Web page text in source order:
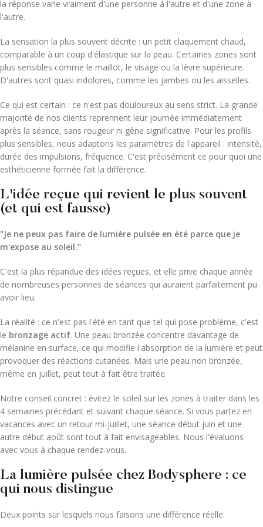
la réponse varie vraiment d'une personne à l'autre et d'une zone à
l'autre.
La sensation la plus souvent décrite : un petit claquement chaud,
comparable à un coup d'élastique sur la peau. Certaines zones sont
plus sensibles comme le maillot, le visage ou la lèvre supérieure.
D'autres sont quasi indolores, comme les jambes ou les aisselles.
Ce qui est certain : ce n'est pas douloureux au sens strict. La grande
majorité de nos clients reprennent leur journée immédiatement
après la séance, sans rougeur ni gêne significative. Pour les profils
plus sensibles, nous adaptons les paramètres de l'appareil : intensité,
durée des impulsions, fréquence. C'est précisément ce pour quoi une
esthéticienne formée fait la différence.
L'idée reçue qui revient le plus souvent
(et qui est fausse)
"Je ne peux pas faire de lumière pulsée en été parce que je
m'expose au soleil."
C'est la plus répandue des idées reçues, et elle prive chaque année
de nombreuses personnes de séances qui auraient parfaitement pu
avoir lieu.
La réalité : ce n'est pas l'été en tant que tel qui pose problème, c'est
le bronzage actif. Une peau bronzée concentre davantage de
mélanine en surface, ce qui modifie l'absorption de la lumière et peut
provoquer des réactions cutanées. Mais une peau non bronzée,
même en juillet, peut tout à fait être traitée.
Notre conseil concret : évitez le soleil sur les zones à traiter dans les
4 semaines précédant et suivant chaque séance. Si vous partez en
vacances avec un retour mi-juillet, une séance début juin et une
autre début août sont tout à fait envisageables. Nous l'évaluons
avec vous à chaque rendez-vous.
La lumière pulsée chez Bodysphere : ce
qui nous distingue
Deux points sur lesquels nous faisons une différence réelle.